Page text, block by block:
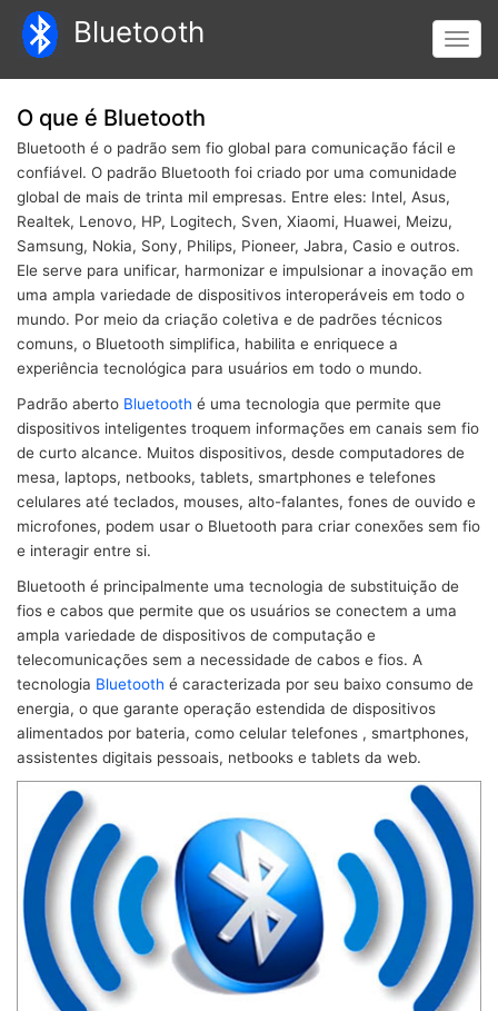
Passar
para
principal
Bluetooth
O que é Bluetooth
Bluetooth é o padrão sem fio global para comunicação fácil e
confiável. O padrão Bluetooth foi criado por uma comunidade
global de mais de trinta mil empresas. Entre eles: Intel, Asus,
Realtek, Lenovo, HP, Logitech, Sven, Xiaomi, Huawei, Meizu,
Samsung, Nokia, Sony, Philips, Pioneer, Jabra, Casio e outros.
Ele serve para unificar, harmonizar e impulsionar a inovação em
uma ampla variedade de dispositivos interoperáveis ​​em todo o
mundo. Por meio da criação coletiva e de padrões técnicos
comuns, o Bluetooth simplifica, habilita e enriquece a
experiência tecnológica para usuários em todo o mundo.
Padrão aberto Bluetooth é uma tecnologia que permite que
dispositivos inteligentes troquem informações em canais sem fio
de curto alcance. Muitos dispositivos, desde computadores de
mesa, laptops, netbooks, tablets, smartphones e telefones
celulares até teclados, mouses, alto-falantes, fones de ouvido e
microfones, podem usar o Bluetooth para criar conexões sem fio
e interagir entre si.
Bluetooth é principalmente uma tecnologia de substituição de
fios e cabos que permite que os usuários se conectem a uma
ampla variedade de dispositivos de computação e
telecomunicações sem a necessidade de cabos e fios. A
tecnologia Bluetooth é caracterizada por seu baixo consumo de
energia, o que garante operação estendida de dispositivos
alimentados por bateria, como celular telefones , smartphones,
assistentes digitais pessoais, netbooks e tablets da web.